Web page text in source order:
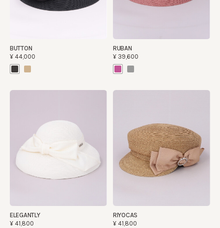
BUTTON
¥44,000
RUBAN
¥39,600
ELEGANTLY
¥41,800
RIYOCAS
¥41,800